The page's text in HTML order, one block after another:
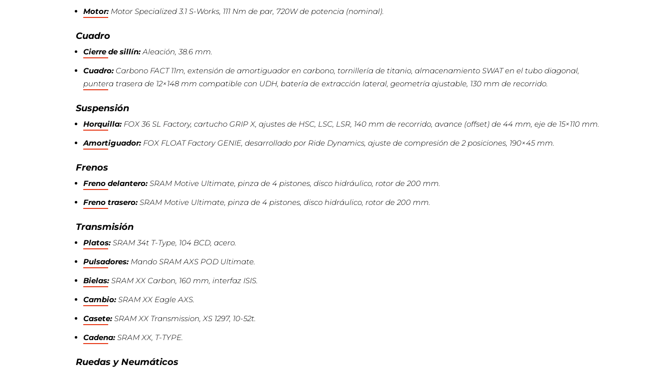
Motor: Motor Specialized 3.1 S-Works, 111 Nm de par, 720W de potencia (nominal).
Cuadro
Cierre de sillín:Aleación, 38.6 mm.
Cuadro: Carbono FACT 11m, extensión de amortiguador en carbono, tornillería de titanio, almacenamiento SWAT en el tubo diagonal,
puntera trasera de 12×148 mm compatible con UDH, batería de extracción lateral, geometría ajustable, 130 mm de recorrido.
Suspensión
Horquilla: FOX 36 SL Factory, cartucho GRIP X, ajustes de HSC, LSC, LSR, 140 mm de recorrido, avance (offset) de 44 mm, eje de 15×110 mm.
Amortiguador: FOX FLOAT Factory GENIE, desarrollado por Ride Dynamics, ajuste de compresión de 2 posiciones, 190×45 mm.
Frenos
Freno delantero: SRAM Motive Ultimate, pinza de 4 pistones, disco hidráulico, rotor de 200 mm.
Freno trasero: SRAM Motive Ultimate, pinza de 4 pistones, disco hidráulico, rotor de 200 mm.
Transmisión
Platos: SRAM 34t T-Type, 104 BCD, acero.
Pulsadores: Mando SRAM AXS POD Ultimate.
Bielas: SRAM XX Carbon, 160 mm, interfaz ISIS.
Cambio: SRAM XX Eagle AXS.
Casete: SRAM XX Transmission, XS 1297, 10-52t.
Cadena: SRAM XX, T-TYPE.
Ruedas y Neumáticos